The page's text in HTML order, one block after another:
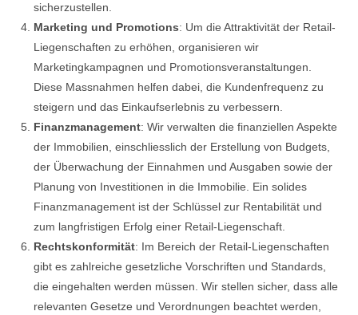
sicherzustellen.
Marketing und Promotions: Um die Attraktivität der Retail-
Liegenschaften zu erhöhen, organisieren wir
Marketingkampagnen und Promotionsveranstaltungen.
Diese Massnahmen helfen dabei, die Kundenfrequenz zu
steigern und das Einkaufserlebnis zu verbessern.
Finanzmanagement: Wir verwalten die finanziellen Aspekte
der Immobilien, einschliesslich der Erstellung von Budgets,
der Überwachung der Einnahmen und Ausgaben sowie der
Planung von Investitionen in die Immobilie. Ein solides
Finanzmanagement ist der Schlüssel zur Rentabilität und
zum langfristigen Erfolg einer Retail-Liegenschaft.
Rechtskonformität: Im Bereich der Retail-Liegenschaften
gibt es zahlreiche gesetzliche Vorschriften und Standards,
die eingehalten werden müssen. Wir stellen sicher, dass alle
relevanten Gesetze und Verordnungen beachtet werden,